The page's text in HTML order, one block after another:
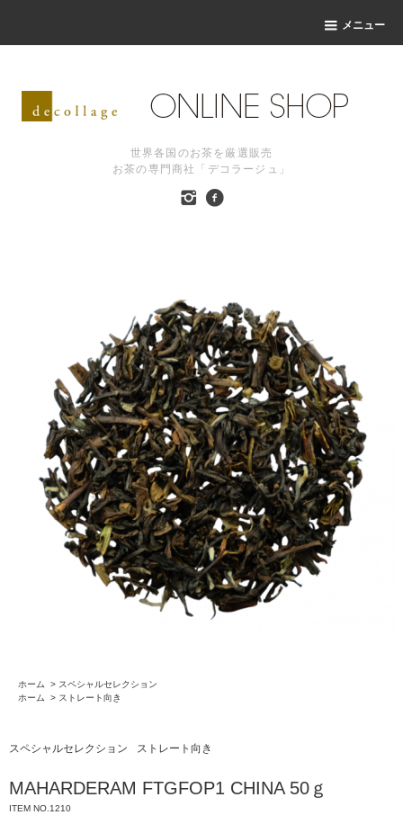
メニュー
世界各国のお茶を厳選販売
お茶の専門商社「デコラージュ」
ホーム > スペシャルセレクション
ホーム
> ストレート向き
スペシャルセレクション ストレート向き
MAHARDERAM FTGFOP1 CHINA 50ｇ
ITEM NO.1210